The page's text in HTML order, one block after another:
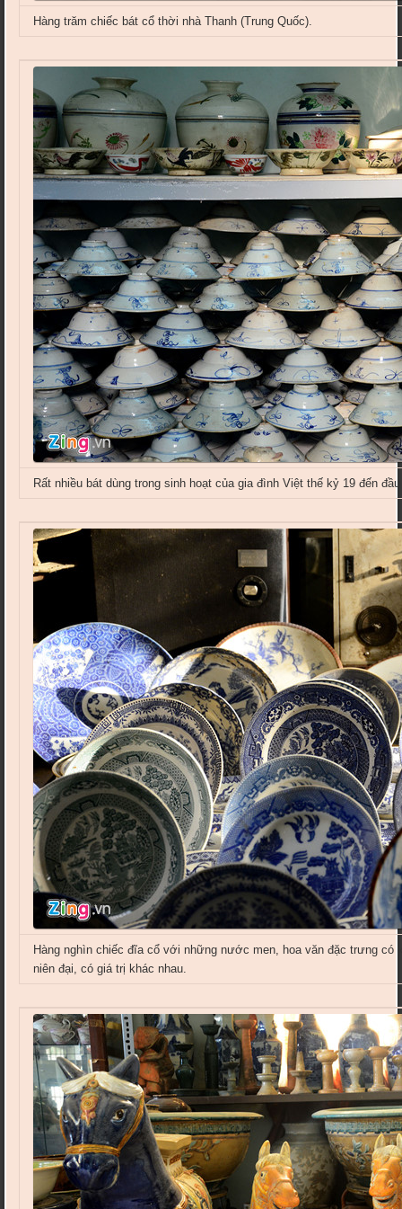
Hàng trăm chiếc bát cổ thời nhà Thanh (Trung Quốc).
Rất nhiều bát dùng trong sinh hoạt của gia đình Việt thế kỷ 19 đến
Hàng nghìn chiếc đĩa cổ với những nước men, hoa văn đặc trưng
niên đại, có giá trị khác nhau.